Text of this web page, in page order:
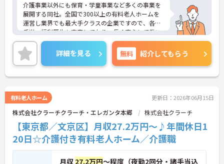
介護事業以外にも保育・学童事業など多くの事業を
展開する同社。全国で300以上の有料老人ホームを
運営し業界でも最大手クラスの企業ですので、各種
手当、福利厚生も充実しており、長く安心して働い
ていただける環境です。ご興味ある方には、面接対
策ポイントなど、さらに詳細をお話しいたしますの
でお気軽にご相談ください。
詳細を見る 無料 紹介してもらう
有料老人ホーム 更新日：2026年06月15日
株式会社クラーチクラーチ・エレガンタ本郷 株式会社クラーチ
【東京都／文京区】月収27.2万円～♪年間休日1
20日☆介護付き有料老人ホーム／介護職
月収 27.2万円～程度（夜勤2回分・諸手当込